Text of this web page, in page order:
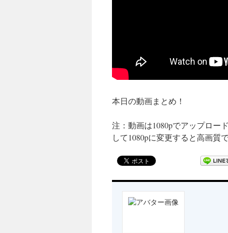
本日の動画まとめ！
注：動画は1080pでアップロー
して1080pに変更すると高画質